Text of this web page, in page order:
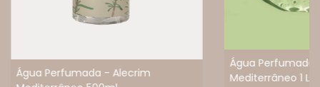
Água Perfumada - Alecrim
Água Perfumada
Mediterrâneo 1